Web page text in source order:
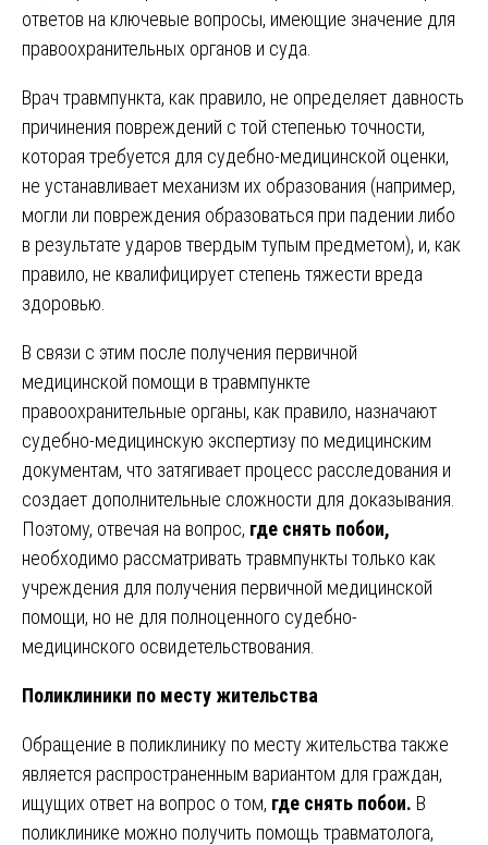
ответов на ключевые вопросы, имеющие значение для
правоохранительных органов и суда.
Врач травмпункта, как правило, не определяет давность
причинения повреждений с той степенью точности,
которая требуется для судебно-медицинской оценки,
не устанавливает механизм их образования (например,
могли ли повреждения образоваться при падении либо
в результате ударов твердым тупым предметом), и, как
правило, не квалифицирует степень тяжести вреда
здоровью.
В связи с этим после получения первичной
медицинской помощи в травмпункте
правоохранительные органы, как правило, назначают
судебно-медицинскую экспертизу по медицинским
документам, что затягивает процесс расследования и
создает дополнительные сложности для доказывания.
Поэтому, отвечая на вопрос, где снять побои,
необходимо рассматривать травмпункты только как
учреждения для получения первичной медицинской
помощи, но не для полноценного судебно-
медицинского освидетельствования.
Поликлиники по месту жительства
Обращение в поликлинику по месту жительства также
является распространенным вариантом для граждан,
ищущих ответ на вопрос о том, где снять побои. В
поликлинике можно получить помощь травматолога,